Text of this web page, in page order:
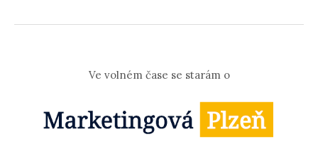
Ve volném čase se starám o